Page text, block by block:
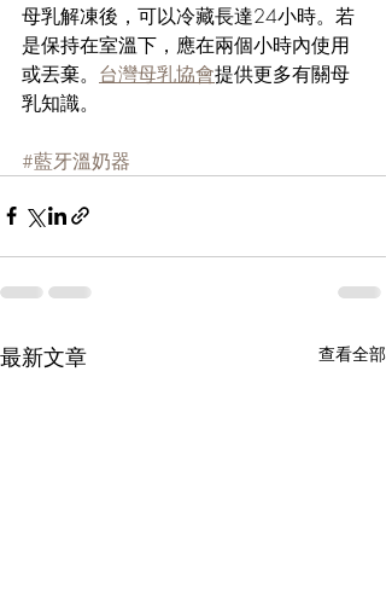
母乳解凍後，可以冷藏長達24小時。若
是保持在室溫下，應在兩個小時內使用
或丟棄。 台灣母乳協會提供更多有關母
乳知識。
#藍牙溫奶器
最新文章 查看全部